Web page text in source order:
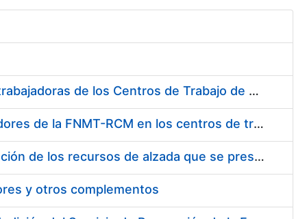
Suministro de Protectores Auditivos a medida para las personas trabajadoras de los Centros de Trabajo de Madrid y Burgos
Suministro de gafas graduadas antiproyecciones para los trabajadores de la FNMT-RCM en los centros de trabajo de Madrid y Burgos
Servicios de una empresa externa para el asesoramiento y resolución de los recursos de alzada que se presentan relacionados con procesos de selección para la FNMT-RCM
y otros complementos